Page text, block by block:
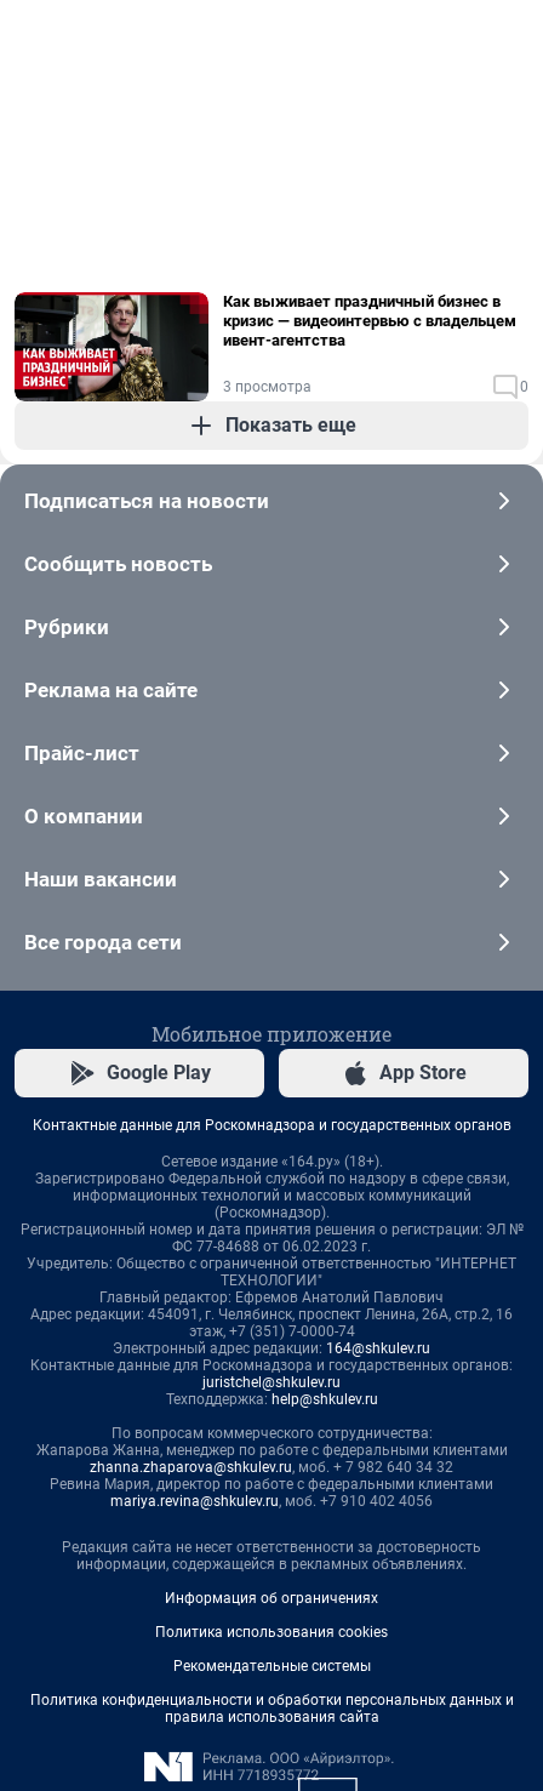
Как выживает праздничный бизнес в
кризис — видеоинтервью с владельцем
ивент-агентства
3 просмотра 0
Показать еще
Подписаться на новости
Сообщить новость
Рубрики
Реклама на сайте
Прайс-лист
О компании
Наши вакансии
Все города сети
Мобильное приложение
Google Play App Store
Контактные данные для Роскомнадзора и государственных органов
Сетевое издание «164.ру» (18+).
Зарегистрировано Федеральной службой по надзору в сфере связи,
информационных технологий и массовых коммуникаций
(Роскомнадзор).
Регистрационный номер и дата принятия решения о регистрации: ЭЛ №
ФС 77-84688 от 06.02.2023 г.
Учредитель: Общество с ограниченной ответственностью "ИНТЕРНЕТ
ТЕХНОЛОГИИ"
Главный редактор: Ефремов Анатолий Павлович
Адрес редакции: 454091, г. Челябинск, проспект Ленина, 26А, стр.2, 16
этаж, +7 (351) 7-0000-74
Электронный адрес редакции: 164@shkulev.ru
Контактные данные для Роскомнадзора и государственных органов:
juristchel@shkulev.ru
Техподдержка: help@shkulev.ru
По вопросам коммерческого сотрудничества:
Жапарова Жанна, менеджер по работе с федеральными клиентами
zhanna.zhaparova@shkulev.ru, моб. + 7 982 640 34 32
Ревина Мария, директор по работе с федеральными клиентами
mariya.revina@shkulev.ru, моб. +7 910 402 4056
Редакция сайта не несет ответственности за достоверность
информации, содержащейся в рекламных объявлениях.
Информация об ограничениях
Политика использования cookies
Рекомендательные системы
Политика конфиденциальности и обработки персональных данных и
правила использования сайта